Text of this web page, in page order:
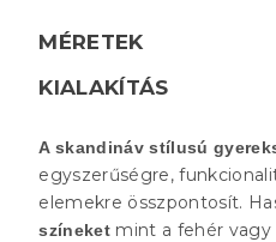
MÉRETEK
KIALAKÍTÁS
A skandináv stílusú
egyszerűségre,
elemekre összpontosít.
színeketmint a fehér vagy